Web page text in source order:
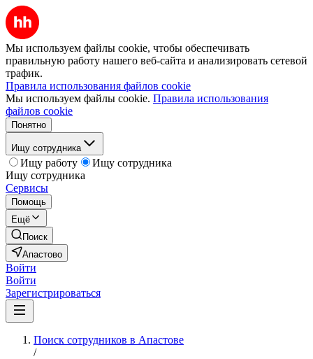
Мы используем файлы cookie, чтобы обеспечивать
правильную работу нашего веб-сайта и анализировать сетевой
трафик.
Правила использования файлов cookie
Мы используем файлы cookie. Правила использования
файлов cookie
Понятно
Ищу сотрудника
Ищу работу
Ищу сотрудника
Ищу сотрудника
Сервисы
Помощь
Ещё
Поиск
Апастово
Войти
Войти
Зарегистрироваться
Поиск сотрудников в Апастове
/